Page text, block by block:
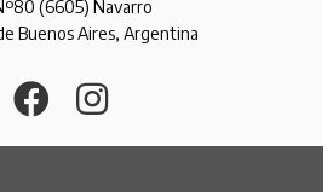
(6605) Navarro
Buenos Aires, Argentina